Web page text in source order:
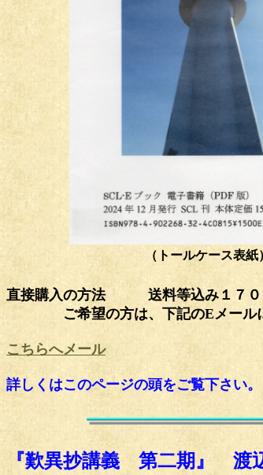
（トールケース表紙
直接購入の方法 送料等込み１７００
ご希望の方は、下記のEメール
こちらへメール
詳しくはこのページの頭をご覧下さい。
『歎異抄講義 第二期』 渡